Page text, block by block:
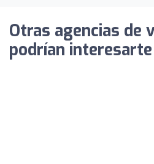
Otras agencias de
podrían interesarte